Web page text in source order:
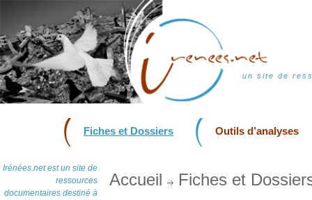
un site de
Fiches et Dossiers Outils d’analyses
Irénées.net est un site de
ressources
documentaires destiné à
Accueil Fiches et